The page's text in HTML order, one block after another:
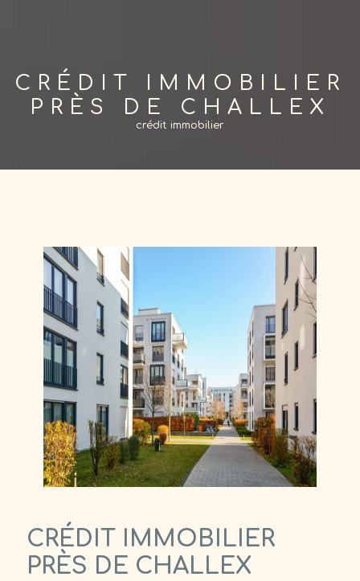
CRÉDIT IMMOBILIER
PRÈS DE CHALLEX
crédit immobilier
CRÉDIT IMMOBILIER
PRÈS DE CHALLEX